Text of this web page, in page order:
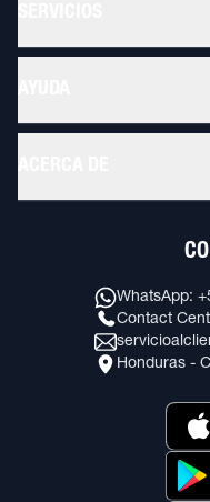
WhatsApp:
Contact
Honduras -